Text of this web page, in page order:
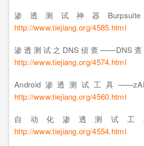
渗透测试神器Burpsuite
http://www.tiejiang.org/4585.html
渗透测试之DNS侦查——DNS查
http://www.tiejiang.org/4574.html
Android渗透测试工具
http://www.tiejiang.org/4560.html
自动化渗透测试工
http://www.tiejiang.org/4554.html